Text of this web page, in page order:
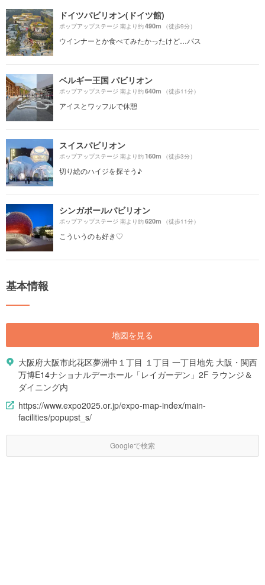
ドイツパビリオン(ドイツ館)
ポップアップステージ 南より約490m （徒歩9分）
ウインナーとか食べてみたかったけど…パス
ベルギー王国 パビリオン
ポップアップステージ 南より約640m （徒歩11分）
アイスとワッフルで休憩
スイスパビリオン
ポップアップステージ 南より約160m （徒歩3分）
切り絵のハイジを探そう♪
シンガポールパビリオン
ポップアップステージ 南より約620m （徒歩11分）
こういうのも好き♡
基本情報
地図を見る
大阪府大阪市此花区夢洲中１丁目 １丁目 一丁目地先 大阪・関西
万博E14ナショナルデーホール「レイガーデン」2F ラウンジ＆
ダイニング内
https://www.expo2025.or.jp/expo-map-index/main-
facilities/popupst_s/
Googleで検索